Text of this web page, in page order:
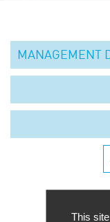
FRENCH-
Contacts
MANAGEMENT
This